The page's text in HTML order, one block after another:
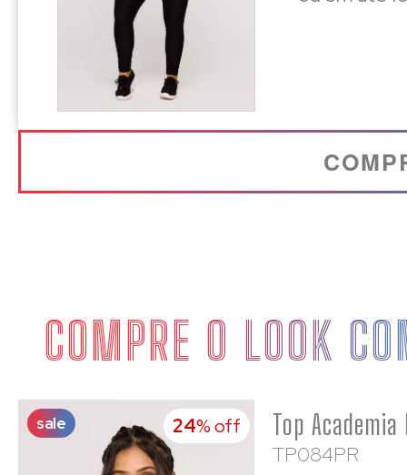
COMPRE O LOOK
sale 24% off
TP084PR